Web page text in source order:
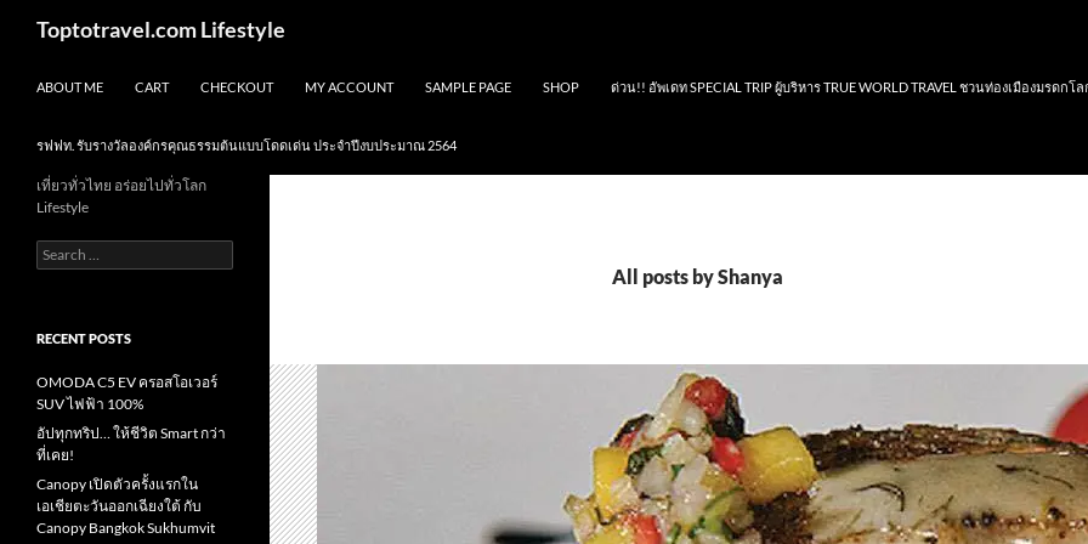
Toptotravel.com Lifestyle
ABOUT ME CART CHECKOUT MY ACCOUNT SAMPLE PAGE SHOP ด่วน!! อัพเดท SPECIAL TRIP ผู้บริหาร TRUE WORLD TRAVEL ชวนท่องเมืองมรดกโล
รฟฟท. รับรางวัลองค์กรคุณธรรมต้นแบบโดดเด่น ประจำปีงบประมาณ 2564
All posts by Shanya
เที่ยวทั่วไทย อร่อยไปทั่วโลก
Lifestyle
Search
for:
RECENT POSTS
OMODA C5 EV ครอสโอเวอร์
SUV ไฟฟ้า 100%
อัปทุกทริป… ให้ชีวิต Smart กว่า
ที่เคย!
Canopy เปิดตัวครั้งแรกใน
เอเชียตะวันออกเฉียงใต้ กับ
Canopy Bangkok Sukhumvit